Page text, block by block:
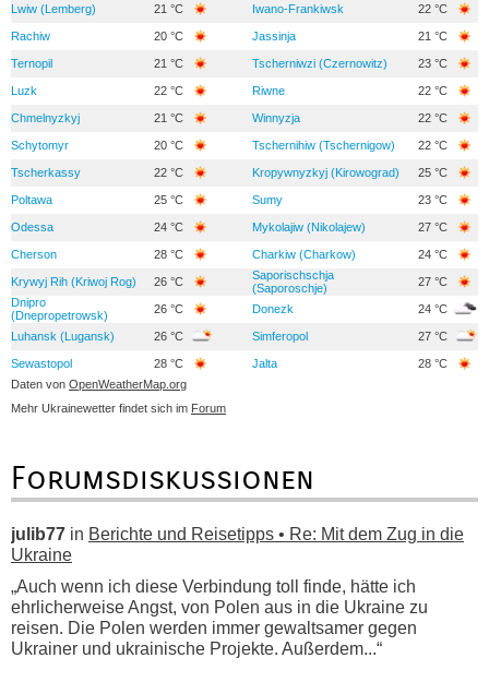
Lwiw (Lemberg) 21 °C Iwano-Frankiwsk 22 °C
Rachiw 20 °C Jassinja 21 °C
Ternopil 21 °C Tscherniwzi (Czernowitz) 23 °C
Luzk 22 °C Riwne 22 °C
Chmelnyzkyj 21 °C Winnyzja 22 °C
Schytomyr 20 °C Tschernihiw (Tschernigow) 22 °C
Tscherkassy 22 °C Kropywnyzkyj (Kirowograd) 25 °C
Poltawa 25 °C Sumy 23 °C
Odessa 24 °C Mykolajiw (Nikolajew) 27 °C
Cherson 28 °C Charkiw (Charkow) 24 °C
Krywyj Rih (Kriwoj Rog) 26 °C
Saporischschja
(Saporoschje)
27 °C
Dnipro
(Dnepropetrowsk)
26 °C Donezk 24 °C
Luhansk (Lugansk) 26 °C Simferopol 27 °C
Sewastopol 28 °C Jalta
28 °C
Daten von OpenWeatherMap.org
Mehr Ukrainewetter findet sich im Forum
Forumsdiskussionen
julib77 in Berichte und Reisetipps • Re: Mit dem Zug in die
Ukraine
„Auch wenn ich diese Verbindung toll finde, hätte ich
ehrlicherweise Angst, von Polen aus in die Ukraine zu
reisen. Die Polen werden immer gewaltsamer gegen
Ukrainer und ukrainische Projekte. Außerdem...“